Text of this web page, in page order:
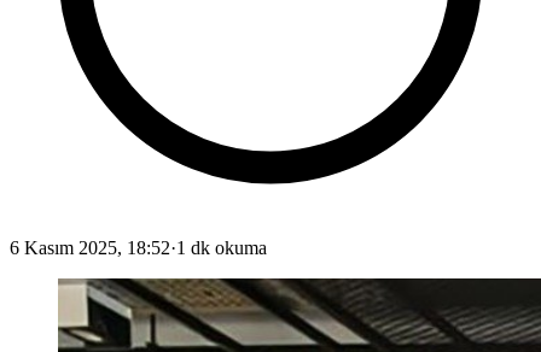
6 Kasım 2025, 18:52·1 dk okuma